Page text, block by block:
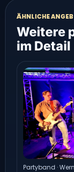
ÄHNLICHE
Weitere
im Detail
Partyband ·